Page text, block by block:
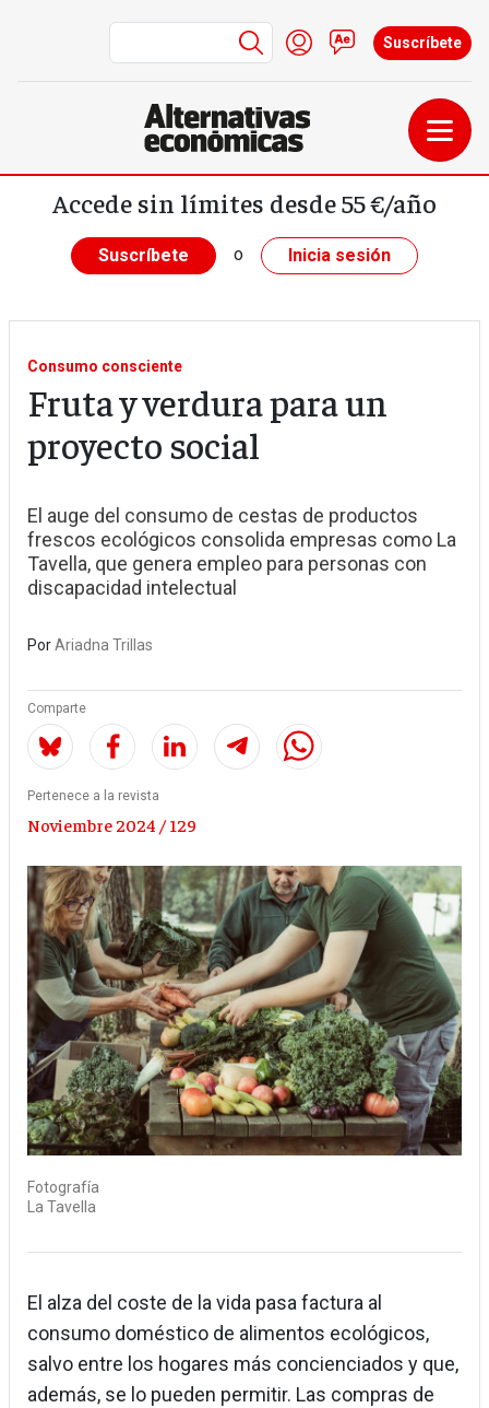
Pasar al contenido principal
Menú de cuenta de
Iniciar sesión
Contacto
Suscríbete
Accede sin límites desde 55 €/año
Suscríbete o Inicia sesión
Consumo consciente
Fruta y verdura para un
proyecto social
El auge del consumo de cestas de productos
frescos ecológicos consolida empresas como La
Tavella, que genera empleo para personas con
discapacidad intelectual
PorAriadna Trillas
Comparte
Pertenece a la revista
Noviembre 2024 / 129
Fotografía
La Tavella
El alza del coste de la vida pasa factura al
consumo doméstico de alimentos ecológicos,
salvo entre los hogares más concienciados y que,
además, se lo pueden permitir. Las compras de